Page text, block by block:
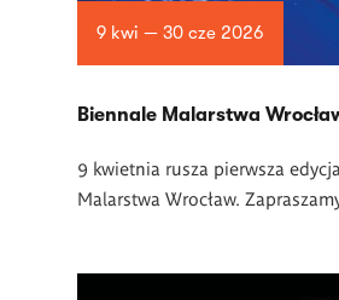
9 kwi — 30 cze 2026
Biennale Malarstwa
9 kwietnia rusza pierwsza
Malarstwa Wrocław.